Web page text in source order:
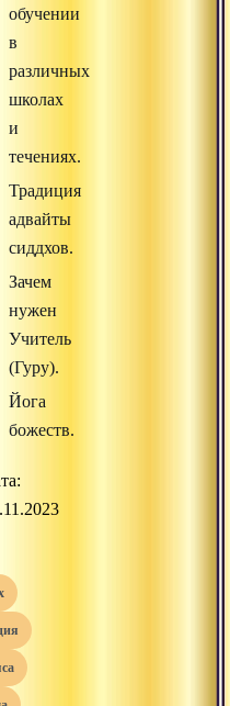
обучении
в
различных
школах
и
течениях.
Традиция
адвайты
сиддхов.
Зачем
нужен
Учитель
(Гуру).
Йога
божеств.